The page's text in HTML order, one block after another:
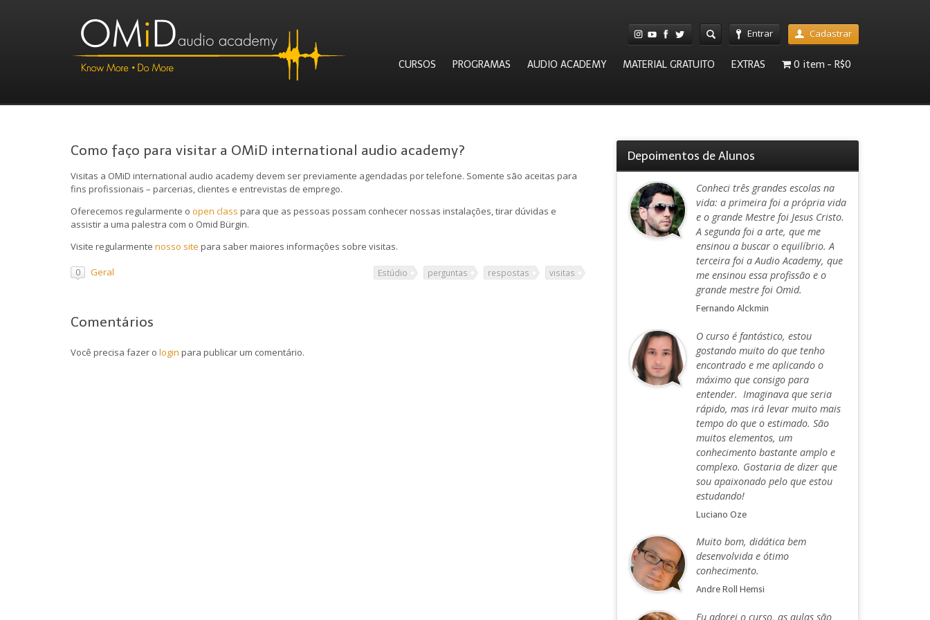
Entrar Cadastrar
CURSOS PROGRAMAS AUDIO ACADEMY MATERIAL GRATUITO EXTRAS 0 item R$0
Como faço para visitar a OMiD international audio academy?
Visitas a OMiD international audio academy devem ser previamente agendadas por telefone. Somente são aceitas para
fins profissionais – parcerias, clientes e entrevistas de emprego.
Oferecemos regularmente o open class para que as pessoas possam conhecer nossas instalações, tirar dúvidas e
assistir a uma palestra com o Omid Bürgin.
Visite regularmente nosso site para saber maiores informações sobre visitas.
0 Geral Estúdio perguntas respostas visitas
Comentários
Você precisa fazer o login para publicar um comentário.
Depoimentos de Alunos
Conheci três grandes escolas na
vida: a primeira foi a própria vida
e o grande Mestre foi Jesus Cristo.
A segunda foi a arte, que me
ensinou a buscar o equilíbrio. A
terceira foi a Audio Academy, que
me ensinou essa profissão e o
grande mestre foi Omid.
Fernando Alckmin
O curso é fantástico, estou
gostando muito do que tenho
encontrado e me aplicando o
máximo que consigo para
entender. Imaginava que seria
rápido, mas irá levar muito mais
tempo do que o estimado. São
muitos elementos, um
conhecimento bastante amplo e
complexo. Gostaria de dizer que
sou apaixonado pelo que estou
estudando!
Luciano Oze
Muito bom, didática bem
desenvolvida e ótimo
conhecimento.
Andre Roll Hemsi
Eu adorei o curso, as aulas são